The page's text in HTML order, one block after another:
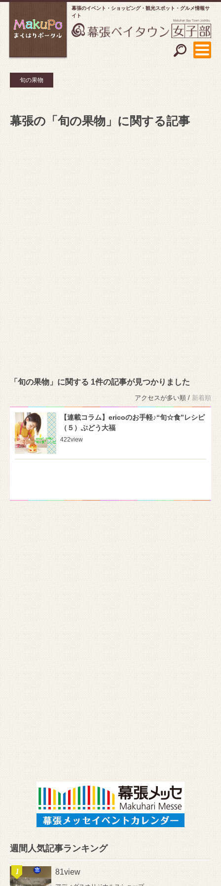
幕張のイベント・ショッピング
観光スポット・グルメ情報サ
イト
旬の果物
幕張の「旬の果物」に関する記事
「旬の果物」に関する 1件の記事が見つかりました
アクセスが多い順 / 新着順
【連載コラム】ericoのお手軽♪“旬☆食”レシピ
（５）ぶどう大福
422view
週間人気記事ランキング
81view